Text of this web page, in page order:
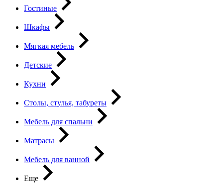
Гостиные
Шкафы
Мягкая мебель
Детские
Кухни
Столы, стулья, табуреты
Мебель для спальни
Матрасы
Мебель для ванной
Еще